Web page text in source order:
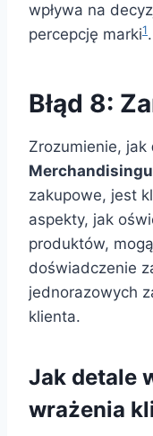
wpływa na
percepcję marki1.
Błąd 8:
Zrozumienie, jak
Merchandisingu
zakupowe, jest
aspekty, jak
produktów,
doświadczenie
jednorazowych
klienta.
Jak detale
wrażenia